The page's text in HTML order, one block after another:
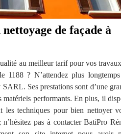
de façade à
au meilleur tarif pour vos
1188 ? N’attendez plus
Ses prestations sont d’une
matériels performants. En plus, il
les techniques pour bien nettoyer
pas à contacter BatiPro